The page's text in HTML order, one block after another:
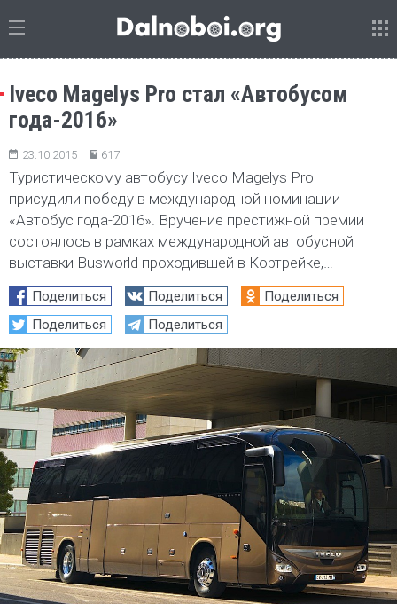
Iveco Magelys Pro стал «Автобусом
года-2016»
23.10.2015 617
Туристическому автобусу Iveco Magelys Pro
присудили победу в международной номинации
«Автобус года-2016». Вручение престижной премии
состоялось в рамках международной автобусной
выставки Busworld проходившей в Кортрейке,…
Поделиться Поделиться
Поделиться
Поделиться
Поделиться